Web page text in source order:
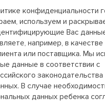
конфиденциальности
используем и
Вас
например, в качестве
или поставщика. Мы
данные в соответствии с
В случае
данных ребенка